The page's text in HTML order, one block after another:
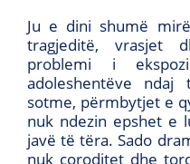
Ju e dini shumë
tragjeditë, vrasjet
problemi i
adoleshentëve
sotme, përmbytjet e
nuk ndezin epshet e
javë të tëra. Sado
nuk çoroditet dhe